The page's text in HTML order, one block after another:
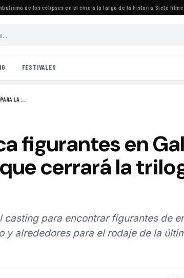
de los eclipses en el cine a lo largo de la historia·Siete filmes
FESTIVALES
LA ...
figurantes en
cerrará la
para encontrar figurantes de
y alrededores para el rodaje de la